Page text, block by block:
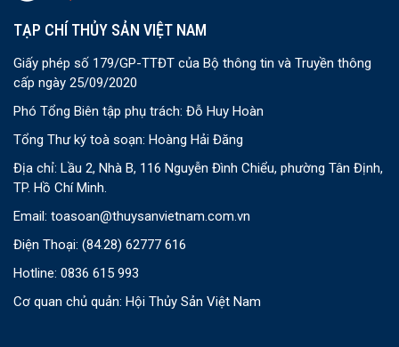
TẠP CHÍ THỦY SẢN VIỆT NAM
Giấy phép số 179/GP-TTĐT của Bộ thông tin và Truyền thông
cấp ngày 25/09/2020
Phó Tổng Biên tập phụ trách: Đỗ Huy Hoàn
Tổng Thư ký toà soạn: Hoàng Hải Đăng
Địa chỉ: Lầu 2, Nhà B, 116 Nguyễn Đình Chiểu, phường Tân Định,
TP. Hồ Chí Minh.
Email: toasoan@thuysanvietnam.com.vn
Điện Thoại: (84.28) 62777 616
Hotline: 0836 615 993
Cơ quan chủ quản: Hội Thủy Sản Việt Nam